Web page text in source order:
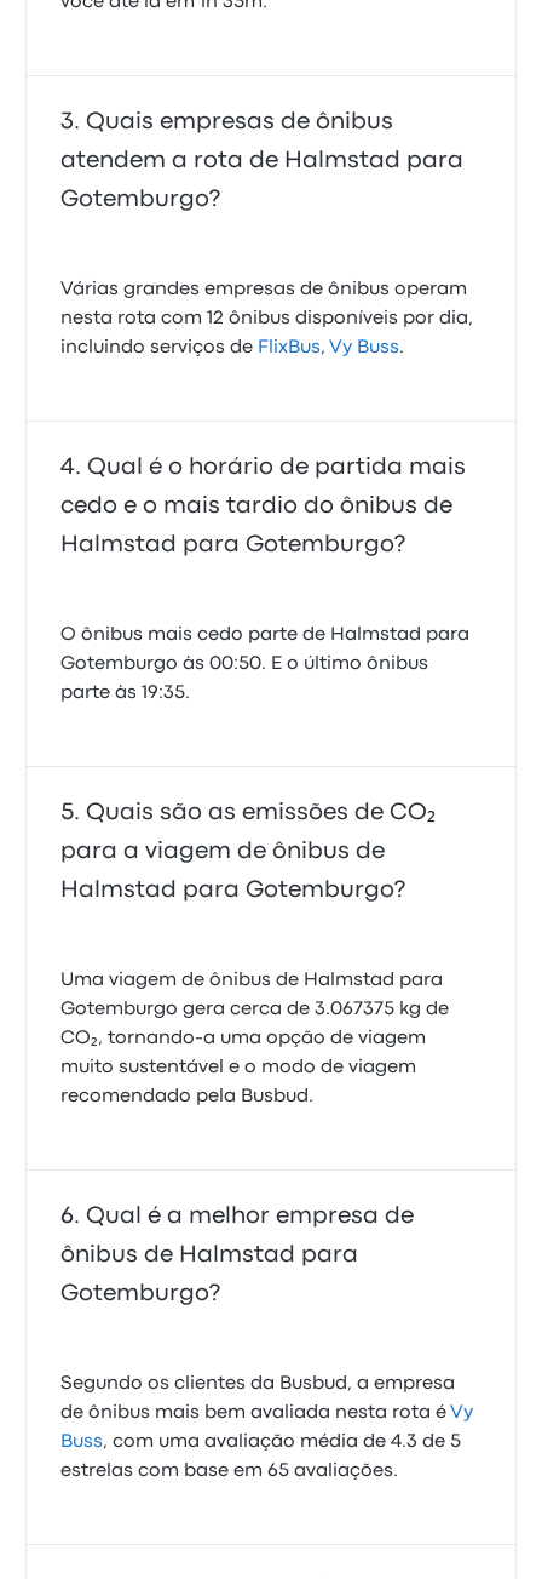
Quais empresas de ônibus
atendem a rota de Halmstad para
Gotemburgo?
Várias grandes empresas de ônibus operam
nesta rota com 12 ônibus disponíveis por dia,
incluindo serviços de FlixBus, Vy Buss.
Qual é o horário de partida mais
cedo e o mais tardio do ônibus de
Halmstad para Gotemburgo?
O ônibus mais cedo parte de Halmstad para
Gotemburgo às 00:50. E o último ônibus
parte às 19:35.
Quais são as emissões de CO₂
para a viagem de ônibus de
Halmstad para Gotemburgo?
Uma viagem de ônibus de Halmstad para
Gotemburgo gera cerca de 3.067375 kg de
CO₂, tornando-a uma opção de viagem
muito sustentável e o modo de viagem
recomendado pela Busbud.
Qual é a melhor empresa de
ônibus de Halmstad para
Gotemburgo?
Segundo os clientes da Busbud, a empresa
de ônibus mais bem avaliada nesta rota é Vy
Buss, com uma avaliação média de 4.3 de 5
estrelas com base em 65 avaliações.